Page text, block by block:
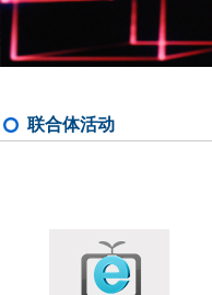
联合体活动